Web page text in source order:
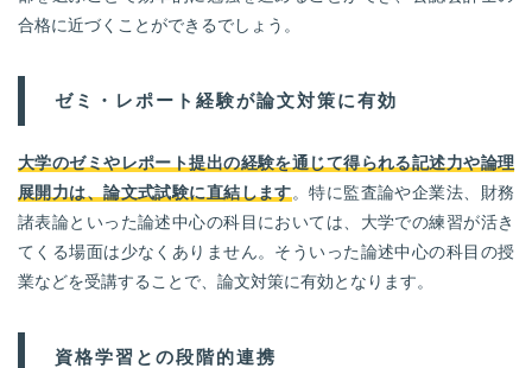
合格に近づくことができるでしょう。
ゼミ・レポート経験が論文対策に有効
大学のゼミやレポート提出の経験を通じて得られる記述力や論理
展開力は、論文式試験に直結します。特に監査論や企業法、財務
諸表論といった論述中心の科目においては、大学での練習が活き
てくる場面は少なくありません。そういった論述中心の科目の授
業などを受講することで、論文対策に有効となります。
資格学習との段階的連携